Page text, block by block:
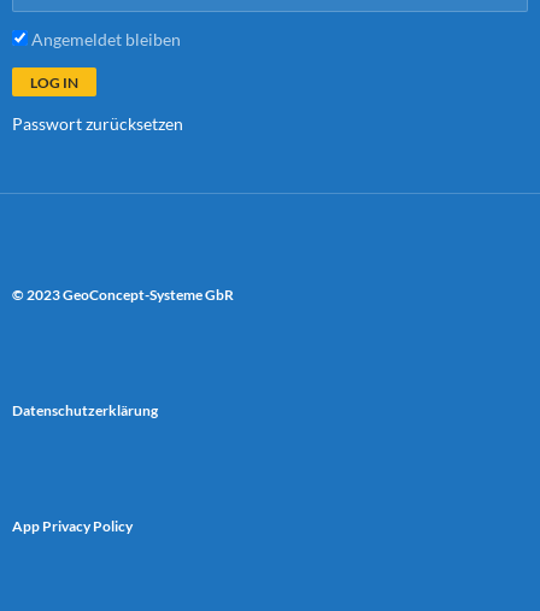
Angemeldet bleiben
Passwort zurücksetzen
© 2023 GeoConcept-Systeme GbR
Datenschutzerklärung
App Privacy Policy